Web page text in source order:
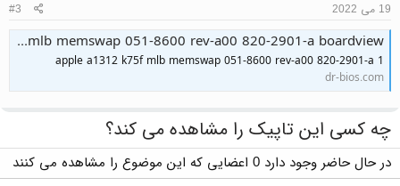
19 می 2022 #3
apple a1312 k75f mlb memswap 051-8600 rev-a00 820-2901-a boardview
apple a1312 k75f mlb memswap 051-8600 rev-a00 820-2901-a 1
dr-bios.com
چه کسی این تاپیک را مشاهده می کند؟
در حال حاضر وجود دارد 0 اعضایی که این موضوع را مشاهده می کنند